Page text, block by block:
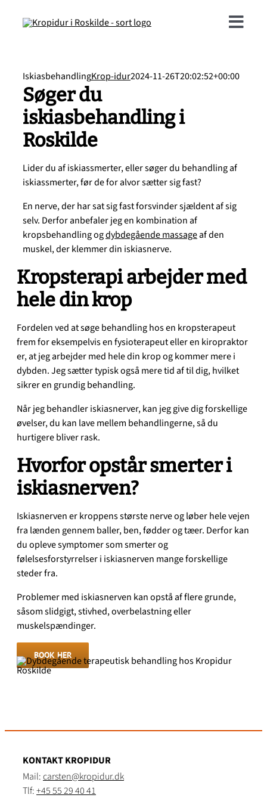
Om mig
Kontakt
IskiasbehandlingKrop-idur2024-11-26T20:02:52+00:00
Søger du
iskiasbehandling i
Roskilde
Lider du af iskiassmerter, eller søger du behandling af
iskiassmerter, før de for alvor sætter sig fast?
En nerve, der har sat sig fast forsvinder sjældent af sig
selv. Derfor anbefaler jeg en kombination af
kropsbehandling ogdybdegående massageaf den
muskel, der klemmer din iskiasnerve.
Kropsterapi arbejder med
hele din krop
Fordelen ved at søge behandling hos en kropsterapeut
frem for eksempelvis en fysioterapeut eller en kiropraktor
er, at jeg arbejder med hele din krop og kommer mere i
dybden. Jeg sætter typisk også mere tid af til dig, hvilket
sikrer en grundig behandling.
Når jeg behandler iskiasnerver, kan jeg give dig forskellige
øvelser, du kan lave mellem behandlingerne, så du
hurtigere bliver rask.
Hvorfor opstår smerter i
iskiasnerven?
Iskiasnerven er kroppens største nerve og løber hele vejen
fra lænden gennem baller, ben, fødder og tæer. Derfor kan
du opleve symptomer som smerter og
følelsesforstyrrelser i iskiasnerven mange forskellige
steder fra.
Problemer med iskiasnerven kan opstå af flere grunde,
såsom slidgigt, stivhed, overbelastning eller
muskelspændinger.
BOOK HER
KONTAKT KROPIDUR
Mail:carsten@kropidur.dk
Tlf:+45 55 29 40 41